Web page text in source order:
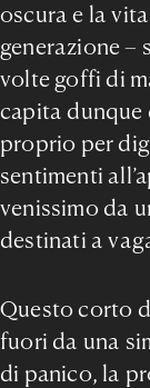
oscura e la
generazione –
volte goffi di
capita dunque
proprio per
sentimenti
venissimo da
destinati a
Questo corto
fuori da una
di panico, la